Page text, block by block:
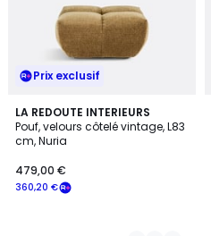
Prix exclusif
LA REDOUTE INTERIEURS
Pouf, velours côtelé vintage, L83
cm, Nuria
360,20 €
479,00 €
4
Couleurs